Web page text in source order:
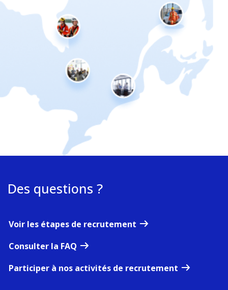
Des questions ?
Voir les étapes de recrutement
Consulter la FAQ
Participer à nos activités de recrutement